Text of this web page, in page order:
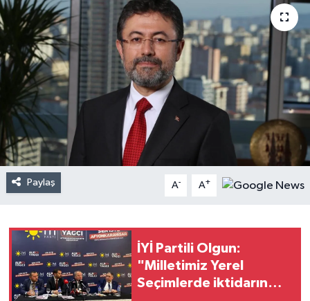
Paylaş A- A+
İYİ Partili Olgun:
"Milletimiz Yerel
Seçimlerde iktidarın